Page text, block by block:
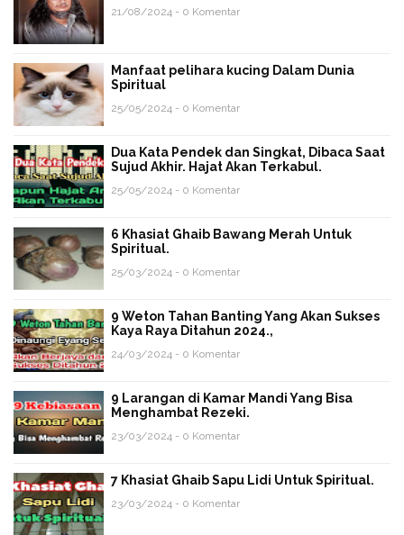
21/08/2024 - 0 Komentar
Manfaat pelihara kucing Dalam Dunia
Spiritual
25/05/2024 - 0 Komentar
Dua Kata Pendek dan Singkat, Dibaca Saat
Sujud Akhir. Hajat Akan Terkabul.
25/05/2024 - 0 Komentar
6 Khasiat Ghaib Bawang Merah Untuk
Spiritual.
25/03/2024 - 0 Komentar
9 Weton Tahan Banting Yang Akan Sukses
Kaya Raya Ditahun 2024.,
24/03/2024 - 0 Komentar
9 Larangan di Kamar Mandi Yang Bisa
Menghambat Rezeki.
23/03/2024 - 0 Komentar
7 Khasiat Ghaib Sapu Lidi Untuk Spiritual.
23/03/2024 - 0 Komentar